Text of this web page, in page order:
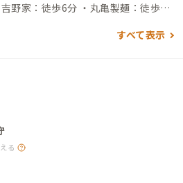
野家：徒歩6分 ・丸亀製麺：徒歩7
すべて表示
る